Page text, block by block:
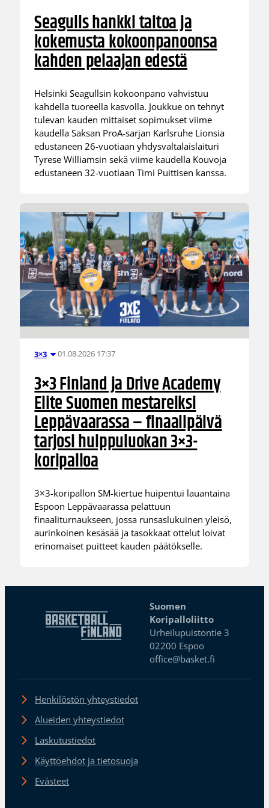
Seagulls hankki taitoa ja
kokemusta kokoonpanoonsa
kahden pelaajan edestä
Helsinki Seagullsin kokoonpano vahvistuu
kahdella tuoreella kasvolla. Joukkue on tehnyt
tulevan kauden mittaiset sopimukset viime
kaudella Saksan ProA-sarjan Karlsruhe Lionsia
edustaneen 26-vuotiaan yhdysvaltalaislaituri
Tyrese Williamsin sekä viime kaudella Kouvoja
edustaneen 32-vuotiaan Timi Puittisen kanssa.
3×3 01.08.2026 17:37
3×3 Finland ja Drive Academy
Elite Suomen mestareiksi
Leppävaarassa – finaalipäivä
tarjosi huippuluokan 3×3-
koripalloa
3×3-koripallon SM-kiertue huipentui lauantaina
Espoon Leppävaarassa pelattuun
finaaliturnaukseen, jossa runsaslukuinen yleisö,
aurinkoinen kesäsää ja tasokkaat ottelut loivat
erinomaiset puitteet kauden päätökselle.
Suomen
Koripalloliitto
Urheilupuistontie 3
02200 Espoo
office@basket.fi
Henkilöstön yhteystiedot
Alueiden yhteystiedot
Laskutustiedot
Käyttöehdot ja tietosuoja
Evästeet